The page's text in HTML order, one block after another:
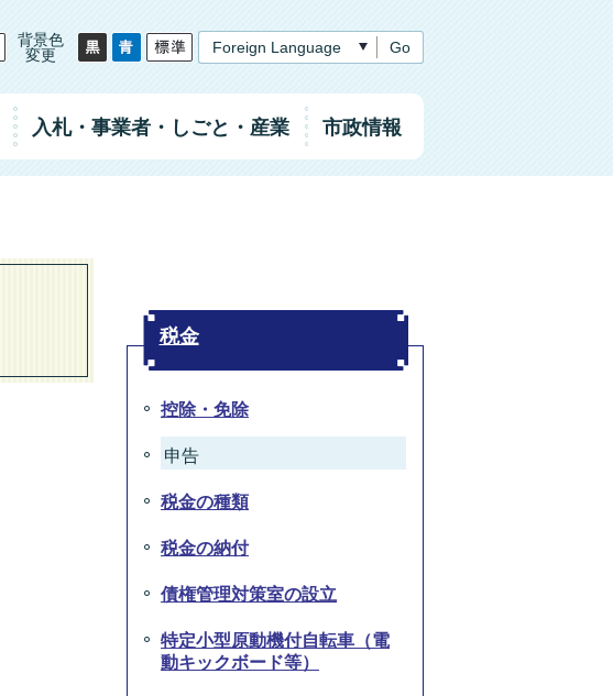
背景色
変更
Go
入札・事業者 ・しごと ・産業 市政情報
税金
控除・免除
申告
税金の種類
税金の納付
債権管理対策室の設立
特定小型原動機付自転車（電
動キックボード等）